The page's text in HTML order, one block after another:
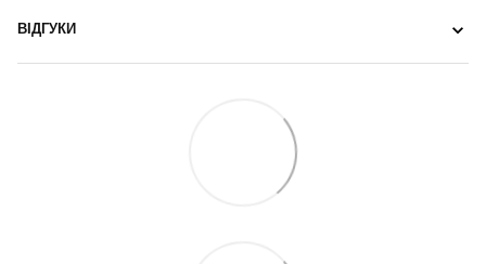
ВІДГУКИ